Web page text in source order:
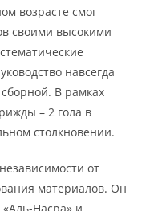
возрасте смог
своими высокими
навсегда
В рамках
– 2 гола в
столкновении.
от
материалов. Он